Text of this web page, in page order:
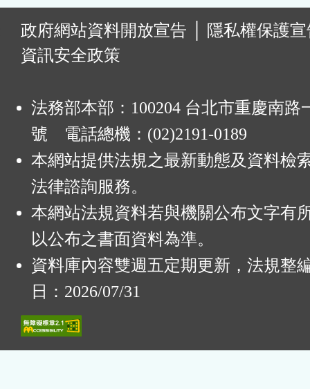
政府網站資料開放宣告
隱私權保護
資訊安全政策
法務部本部：100204 台北市重慶南路
號 電話總機：(02)2191-0189
本網站提供法規之最新動態及資料檢
法律諮詢服務。
本網站法規資料若與機關公布文字有
以公布之書面資料為準。
資料庫內容雙週五定期更新，法規整
日：2026/07/31